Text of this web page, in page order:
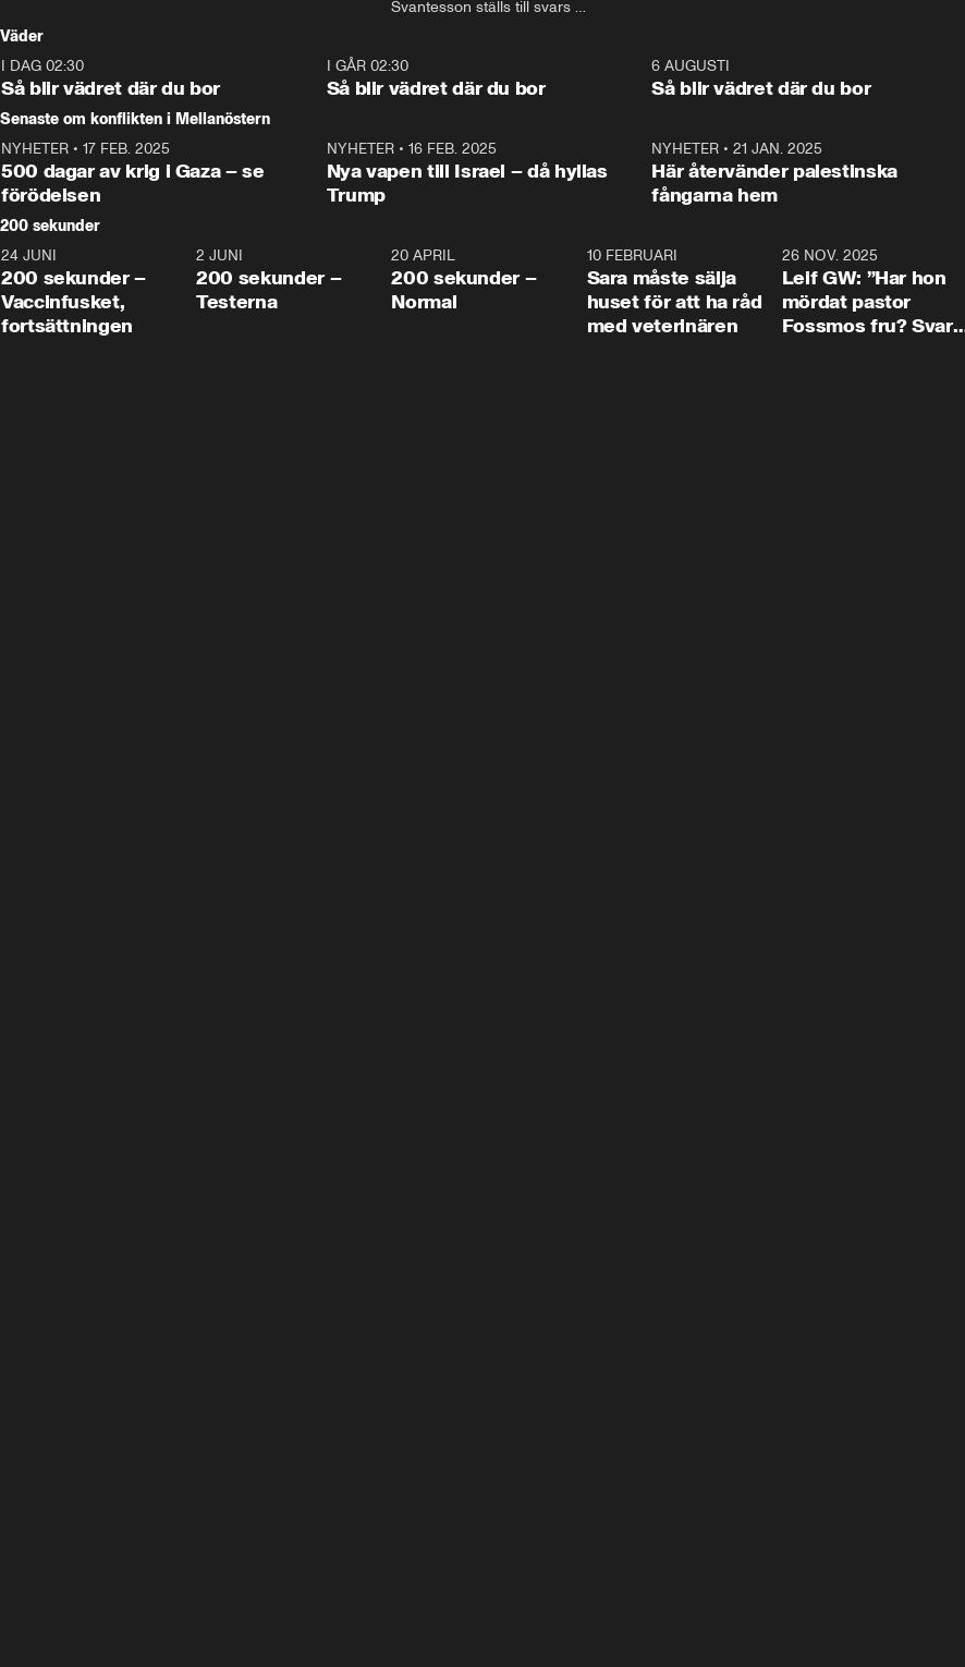
tonårsutvisningarna och hur
Moderaterna ska locka
väljare till valet i höst.
Svantesson ställs till svars
och Makten.
– Vi ställer upp i val. Ska vi
vara med så sitter vi förstås
Väder
I DAG 02:30
Så blir vädret där du bor
1:06
I GÅR 02:30
Så blir vädret där du bor
6 AUGUSTI
Så blir vädret där du bor
Senaste om konflikten i Mellanöstern
NYHETER • 17 FEB. 2025
500 dagar av krig i Gaza – se
förödelsen
NYHETER• 16 FEB. 2025
Nya vapen till Israel – då hyllas
Trump
NYHETER •21 JAN. 2025
Här återvänder palestinska
fångarna hem
200 sekunder
5:00
24 JUNI
200 sekunder –
Vaccinfusket,
fortsättningen
4:23
2 JUNI
200 sekunder –
Testerna
20 APRIL
200 sekunder –
Normal
10 FEBRUARI
Sara måste sälja
huset för att ha råd
med veterinären
26 NOV. 2025
Leif GW: ”Har hon
mördat pastor
Fossmos fru? Svar